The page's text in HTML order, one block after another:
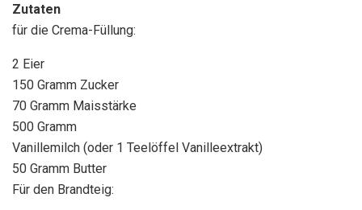
Zutaten
für die Crema-Füllung:
2 Eier
150 Gramm Zucker
70 Gramm Maisstärke
500 Gramm
Vanillemilch (oder 1 Teelöffel Vanilleextrakt)
50 Gramm Butter
Für den Brandteig: